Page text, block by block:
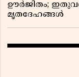
ഊർജിതം;
മൃതദേഹങ്ങൾ